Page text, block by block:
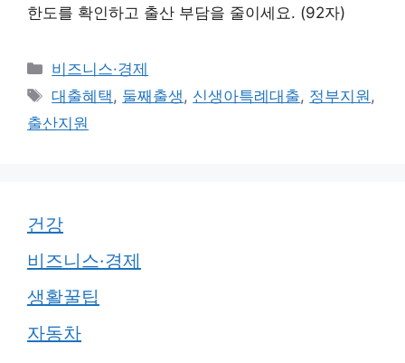
한도를 확인하고 출산 부담을 줄이세요. (92자)
카
테
리
비즈니스·경제
태
그
대출혜택, 둘째출생, 신생아특례대출, 정부지원,
출산지원
건강
비즈니스·경제
생활꿀팁
자동차